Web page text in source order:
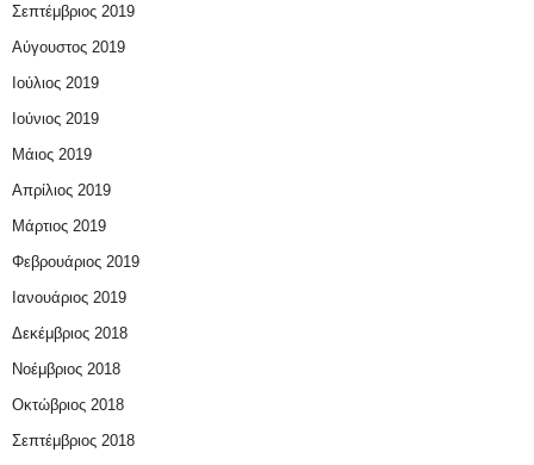
Σεπτέμβριος 2019
Αύγουστος 2019
Ιούλιος 2019
Ιούνιος 2019
Μάιος 2019
Απρίλιος 2019
Μάρτιος 2019
Φεβρουάριος 2019
Ιανουάριος 2019
Δεκέμβριος 2018
Νοέμβριος 2018
Οκτώβριος 2018
Σεπτέμβριος 2018